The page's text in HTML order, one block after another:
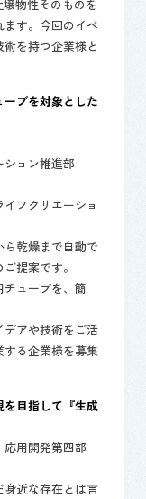
物性そのものを
す。今回のイベ
を持つ企業様と
ブを対象とした
ション推進部
フクリエーショ
乾燥まで自動で
提案です。
ューブを、簡
デアや技術をご活
る企業様を募集
目指して『生成
用開発第四部
近な存在とは言